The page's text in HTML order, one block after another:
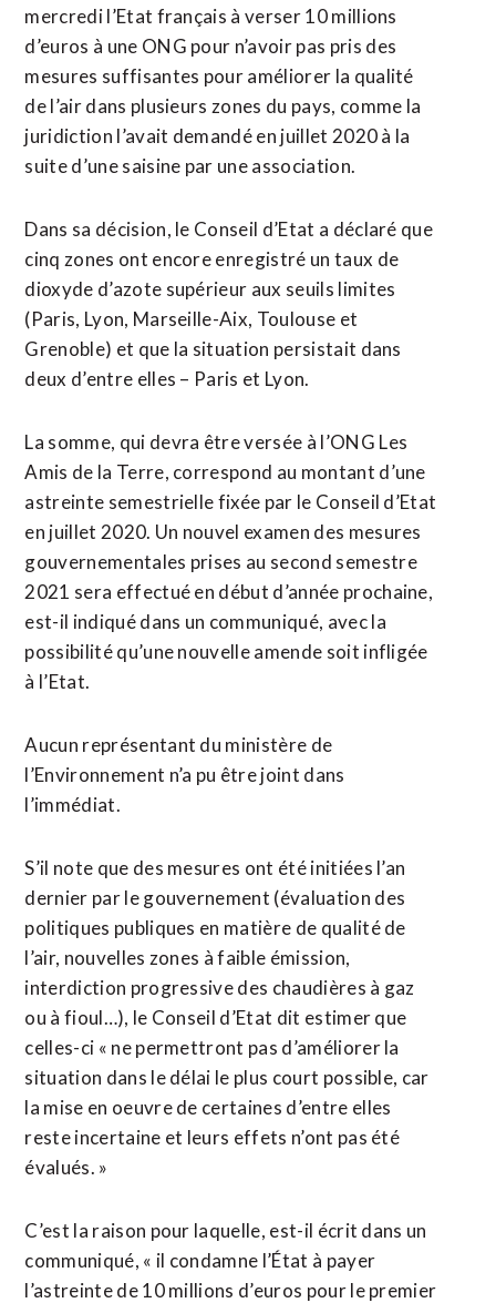
mercredi l’Etat français à verser 10 millions
d’euros à une ONG pour n’avoir pas pris des
mesures suffisantes pour améliorer la qualité
de l’air dans plusieurs zones du pays, comme la
juridiction l’avait demandé en juillet 2020 à la
suite d’une saisine par une association.
Dans sa décision, le Conseil d’Etat a déclaré que
cinq zones ont encore enregistré un taux de
dioxyde d’azote supérieur aux seuils limites
(Paris, Lyon, Marseille-Aix, Toulouse et
Grenoble) et que la situation persistait dans
deux d’entre elles – Paris et Lyon.
La somme, qui devra être versée à l’ONG Les
Amis de la Terre, correspond au montant d’une
astreinte semestrielle fixée par le Conseil d’Etat
en juillet 2020. Un nouvel examen des mesures
gouvernementales prises au second semestre
2021 sera effectué en début d’année prochaine,
est-il indiqué dans un communiqué, avec la
possibilité qu’une nouvelle amende soit infligée
à l’Etat.
Aucun représentant du ministère de
l’Environnement n’a pu être joint dans
l’immédiat.
S’il note que des mesures ont été initiées l’an
dernier par le gouvernement (évaluation des
politiques publiques en matière de qualité de
l’air, nouvelles zones à faible émission,
interdiction progressive des chaudières à gaz
ou à fioul…), le Conseil d’Etat dit estimer que
celles-ci « ne permettront pas d’améliorer la
situation dans le délai le plus court possible, car
la mise en oeuvre de certaines d’entre elles
reste incertaine et leurs effets n’ont pas été
évalués. »
C’est la raison pour laquelle, est-il écrit dans un
communiqué, « il condamne l’État à payer
l’astreinte de 10 millions d’euros pour le premier